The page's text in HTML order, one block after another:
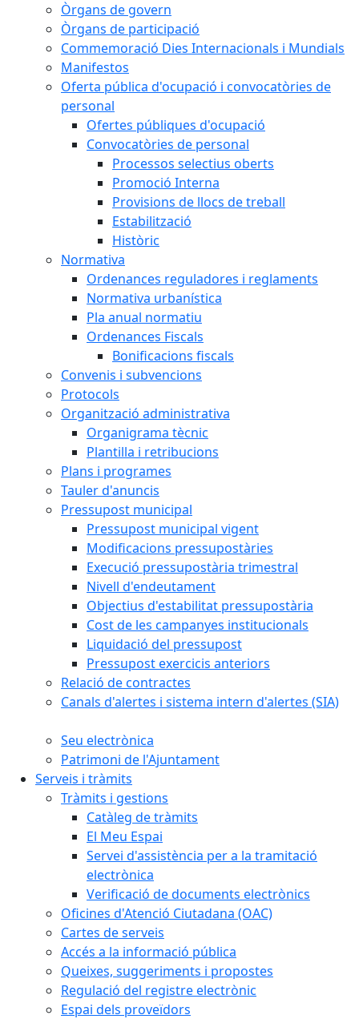
Òrgans de govern
Òrgans de participació
Commemoració Dies Internacionals i Mundials
Manifestos
Oferta pública d'ocupació i convocatòries de
personal
Ofertes públiques d'ocupació
Convocatòries de personal
Processos selectius oberts
Promoció Interna
Provisions de llocs de treball
Estabilització
Històric
Normativa
Ordenances reguladores i reglaments
Normativa urbanística
Pla anual normatiu
Ordenances Fiscals
Bonificacions fiscals
Convenis i subvencions
Protocols
Organització administrativa
Organigrama tècnic
Plantilla i retribucions
Plans i programes
Tauler d'anuncis
Pressupost municipal
Pressupost municipal vigent
Modificacions pressupostàries
Execució pressupostària trimestral
Nivell d'endeutament
Objectius d'estabilitat pressupostària
Cost de les campanyes institucionals
Liquidació del pressupost
Pressupost exercicis anteriors
Relació de contractes
Canals d'alertes i sistema intern d'alertes (SIA)
Seu electrònica
Patrimoni de l'Ajuntament
Serveis i tràmits
Tràmits i gestions
Catàleg de tràmits
El Meu Espai
Servei d'assistència per a la tramitació
electrònica
Verificació de documents electrònics
Oficines d'Atenció Ciutadana (OAC)
Cartes de serveis
Accés a la informació pública
Queixes, suggeriments i propostes
Regulació del registre electrònic
Espai dels proveïdors